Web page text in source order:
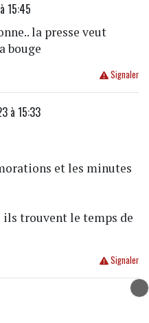
15:45
la presse veut
bouge
Signaler
à 15:33
et les minutes
ils trouvent le temps de
Signaler